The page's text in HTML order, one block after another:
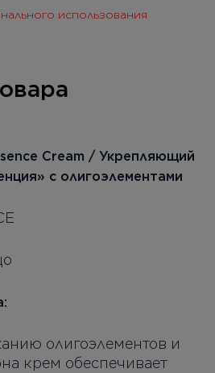
использования
Cream / Укрепляющий
с олигоэлементами
олигоэлементов и
крем обеспечивает